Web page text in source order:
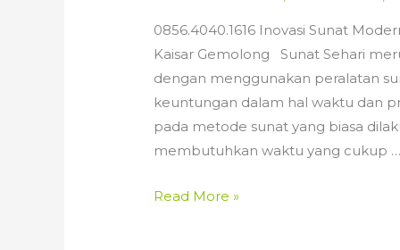
0856.4040.1616 Inovasi Sunat
Kaisar Gemolong Sunat Sehari
dengan menggunakan peralatan
keuntungan dalam hal waktu dan
pada metode sunat yang biasa
membutuhkan waktu yang cukup …
0856.4040.1616
Read More »